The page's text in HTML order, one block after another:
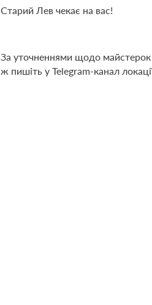
Старий Лев чекає на вас!
За уточненнями щодо
ж пишіть у Telegram-канал